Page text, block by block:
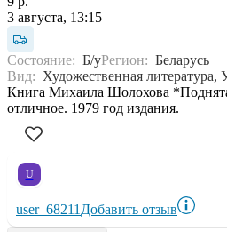
3 августа, 13:15
Состояние: Б/уРегион: Беларусь
Вид: Художественная литература,
Книга Михаила Шолохова
отличное. 1979 год издания.
U
user_68211 Добавить отзыв